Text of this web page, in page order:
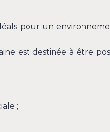
pour un
est destinée à être
;